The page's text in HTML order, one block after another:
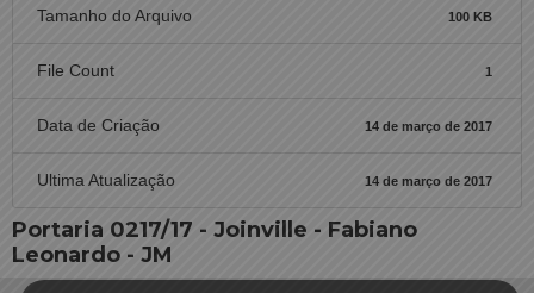
Tamanho do Arquivo 100 KB
File Count 1
Data de Criação 14 de março de 2017
Ultima Atualização 14 de março de 2017
Portaria 0217/17 - Joinville - Fabiano
Leonardo - JM